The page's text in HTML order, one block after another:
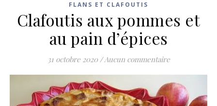
FLANS ET CLAFOUTIS
Clafoutis aux pommes et
au pain d’épices
31 octobre 2020 /Aucun commentaire